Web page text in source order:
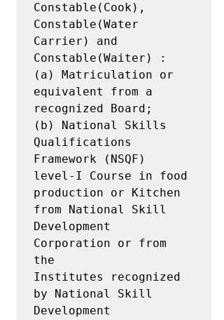
Constable(Cook),
Constable(Water
Carrier) and
Constable(Waiter) :
(a) Matriculation or
equivalent from a
recognized Board;
(b) National Skills
Qualifications
Framework (NSQF)
level-I Course in food
production or Kitchen
from National Skill
Development
Corporation or from
the
Institutes recognized
by National Skill
Development